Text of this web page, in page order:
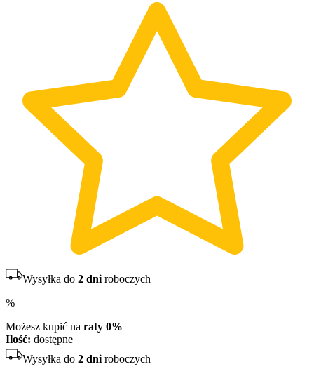
Wysyłka do 2 dniroboczych
%
Możesz kupić na raty 0%
Ilość: dostępne
Wysyłka do 2 dniroboczych